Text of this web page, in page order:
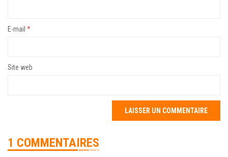
E-mail *
Site web
1 COMMENTAIRES